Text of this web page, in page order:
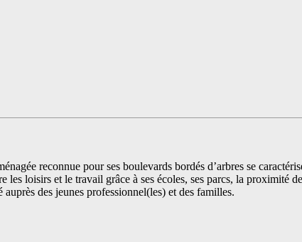
reconnue pour ses boulevards bordés d’arbres se
loisirs et le travail grâce à ses écoles, ses parcs, la proximité
des jeunes professionnel(les) et des familles.